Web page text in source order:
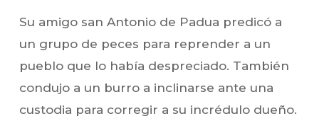
Su amigo san Antonio de Padua predicó a
un grupo de peces para reprender a un
pueblo que lo había despreciado. También
condujo a un burro a inclinarse ante una
custodia para corregir a su incrédulo dueño.